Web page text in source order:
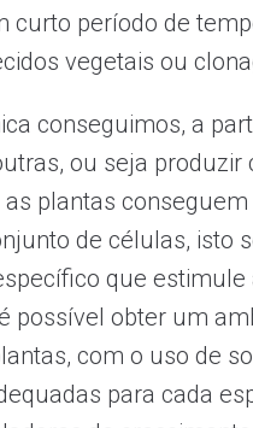
curto período de
vegetais ou
conseguimos, a
ou seja produzir
plantas
de células, isto
que estimule
possível obter um
com o uso de
para cada